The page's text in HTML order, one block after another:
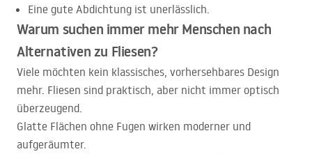
Eine gute Abdichtung ist unerlässlich.
Warum suchen immer mehr Menschen nach
Alternativen zu Fliesen?
Viele möchten kein klassisches, vorhersehbares Design
mehr. Fliesen sind praktisch, aber nicht immer optisch
überzeugend.
Glatte Flächen ohne Fugen wirken moderner und
aufgeräumter.